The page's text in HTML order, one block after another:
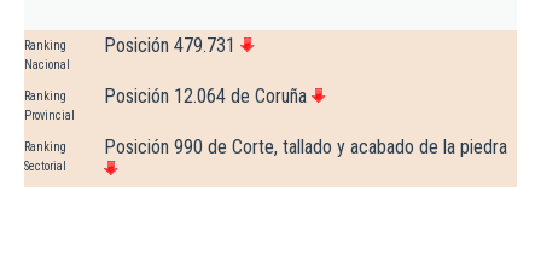
Ranking
Nacional
Posición 479.731
Ranking
Provincial
Posición 12.064 de Coruña
Ranking
Sectorial
Posición 990 de Corte, tallado y acabado de la piedra